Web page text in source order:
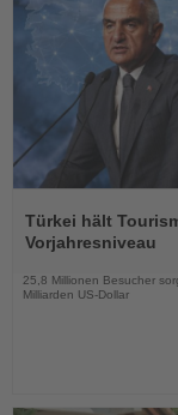
Sie
die
Nachrichten
Türkei hält
Vorjahresniveau
25,8 Millionen Besucher
Milliarden US-Dollar